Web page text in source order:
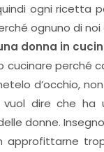
ogni ricetta
ognuno di noi
donna in
cucinare perché
d’occhio,
vuol dire che
donne.